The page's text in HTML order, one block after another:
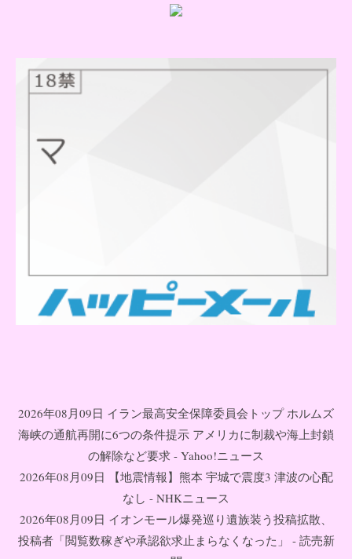
2026年08月09日 イラン最高安全保障委員会トップ ホルムズ
海峡の通航再開に6つの条件提示 アメリカに制裁や海上封鎖
の解除など要求 - Yahoo!ニュース
2026年08月09日 【地震情報】熊本 宇城で震度3 津波の心配
なし - NHKニュース
2026年08月09日 イオンモール爆発巡り遺族装う投稿拡散、
投稿者「閲覧数稼ぎや承認欲求止まらなくなった」 - 読売新